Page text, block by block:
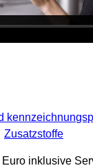
Zusatzstoffe
inklusive